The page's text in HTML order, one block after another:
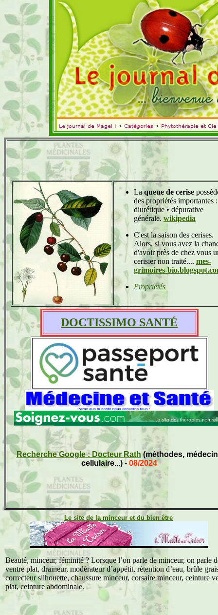
Laqueue de cerise
des propriétés importantes
diurétique • dépurative
générale. wikipedia
C'est la saison des cerises.
Alors, si vous avez la
d'avoir près de chez vous
cerisier non traité.... mes-
grimoires-
Propriétés
DOCTISSIMO SANTÉ
Recherche Google : Docteur Rath (méthodes,
cellulaire...) - 08/2024
Le site de la minceur et du bien être
Beauté, minceur, féminité ? Lorsque l’on parle de minceur, on parle
ventre plat, draineur, modérateur d’appétit, rétention d’eau, brûle
correcteur silhouette, chaussure minceur, corsaire minceur, ceinture
plat, ceinture abdominale.